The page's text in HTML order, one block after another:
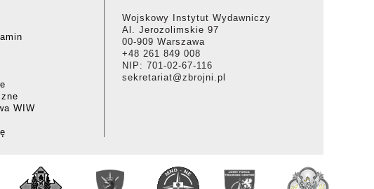
WIW
Wojskowy Instytut Wydawniczy
Al. Jerozolimskie 97
00-909 Warszawa
+48 261 849 008
NIP: 701-02-67-116
sekretariat@zbrojni.pl